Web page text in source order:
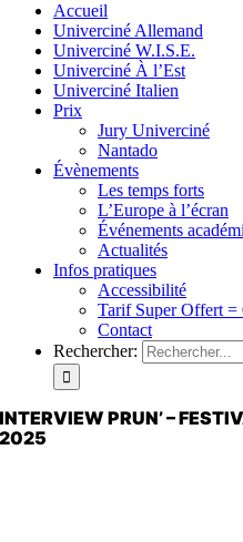
Accueil
Univerciné Allemand
Univerciné W.I.S.E.
Univerciné À l’Est
Univerciné Italien
Prix
Jury Univerciné
Nantado
Évènements
Les temps forts
L’Europe à l’écran
Événements
Actualités
Infos pratiques
Accessibilité
Tarif Super Offert =
Contact
Rechercher:
INTERVIEW PRUN’ –
2025